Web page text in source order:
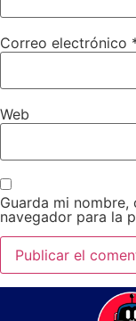
Correo electrónico
Web
Guarda mi
navegador para la